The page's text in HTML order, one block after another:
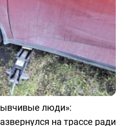
люди»:
на трассе ради